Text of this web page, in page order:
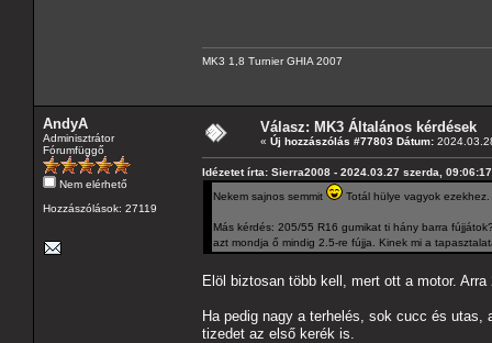
MK3 1,8 Turnier GHIA 2007
AndyA
Adminisztrátor
Fórumfüggő
Nem elérhető
Hozzászólások: 27119
Válasz: MK3 Általános kérdések
« Új hozzászólás #77803 Dátum:
Idézetet írta: Sierra2008 - 2024.03.27 szerda, 09:06:17
Nekem sajnos semmit
Totál hülye vagyok
Más kérdés: 205/55 R16 gumikat ti hány barra
azt mondja ő mindig 2.5-re fújja. Kinek mi a
Elöl biztosan több kell, mert ott a motor.
Ha pedig nagy a terhelés, sok cucc és
tizedet az első kerék is.